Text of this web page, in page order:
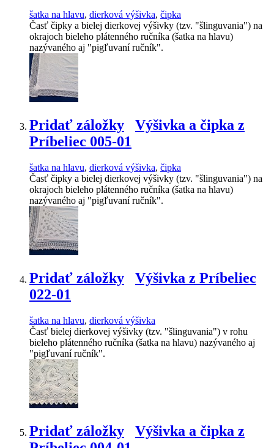
šatka na hlavu, dierková výšivka, čipka
Časť čipky a bielej dierkovej výšivky (tzv. "šlinguvania") na
okrajoch bieleho plátenného ručníka (šatka na hlavu)
nazývaného aj "pigľuvaní ručník".
Pridať záložky
Výšivka a čipka z
Príbeliec 005-01
šatka na hlavu, dierková výšivka, čipka
Časť čipky a bielej dierkovej výšivky (tzv. "šlinguvania") na
okrajoch bieleho plátenného ručníka (šatka na hlavu)
nazývaného aj "pigľuvaní ručník".
Pridať záložky
Výšivka z Príbeliec
022-01
šatka na hlavu, dierková výšivka
Časť bielej dierkovej výšivky (tzv. "šlinguvania") v rohu
bieleho plátenného ručníka (šatka na hlavu) nazývaného aj
"pigľuvaní ručník".
Pridať záložky
Výšivka a čipka z